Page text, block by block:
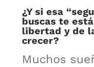
¿Y si esa
buscas te
libertad y de
crecer?
Muchos